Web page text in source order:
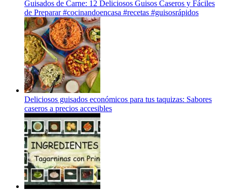
Guisados de Carne: 12 Deliciosos Guisos Caseros y Fáciles
de Preparar #cocinandoencasa #recetas #guisosrápidos
Deliciosos guisados económicos para tus taquizas: Sabores
caseros a precios accesibles